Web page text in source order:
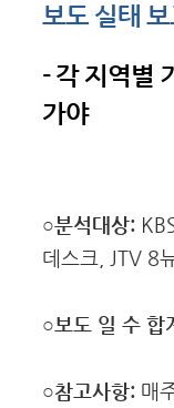
보도 실태 보
- 각 지역별
가야
○분석대상:
데스크, JTV 8
○보도 일 수 합
○참고사항: 매